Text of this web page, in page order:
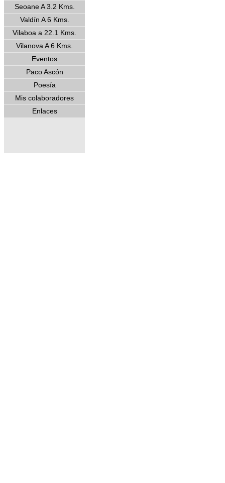
Seoane A 3.2 Kms.
Valdín A 6 Kms.
Vilaboa a 22.1 Kms.
Vilanova A 6 Kms.
Eventos
Paco Ascón
Poesía
Mis colaboradores
Enlaces